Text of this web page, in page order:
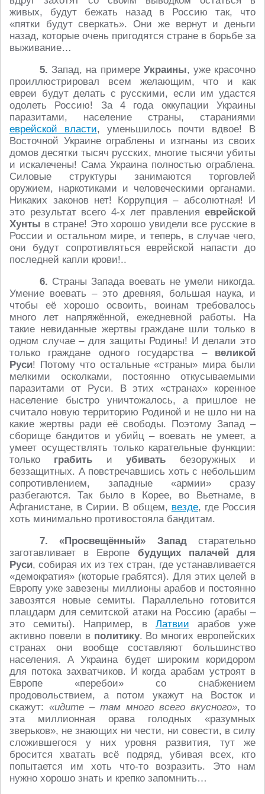
живых, будут бежать назад в Россию так, что
«пятки будут сверкать». Они же вернут и деньги
назад, которые очень пригодятся стране в борьбе за
выживание…
5. Запад, на примере Украины, уже красочно
проиллюстрировал всем желающим, что и как
евреи будут делать с русскими, если им удастся
одолеть Россию! За 4 года оккупации Украины
паразитами, население страны, стараниями
еврейской власти, уменьшилось почти вдвое! В
Восточной Украине ограблены и изгнаны из своих
домов десятки тысяч русских, многие тысячи убиты
и искалечены! Сама Украина полностью ограблена.
Силовые структуры занимаются торговлей
оружием, наркотиками и человеческими органами.
Никаких законов нет! Коррупция – абсолютная! И
это результат всего 4-х лет правления еврейской
Хунты в стране! Это хорошо увидели все русские в
России и остальном мире, и теперь, в случае чего,
они будут сопротивляться еврейской напасти до
последней капли крови!..
6. Страны Запада воевать не умели никогда.
Умение воевать – это древняя, большая наука, и
чтобы её хорошо освоить, воинам требовалось
много лет напряжённой, ежедневной работы. На
такие невиданные жертвы граждане шли только в
одном случае – для защиты Родины! И делали это
только граждане одного государства – великой
Руси! Потому что остальные «страны» мира были
мелкими осколками, постоянно откусываемыми
паразитами от Руси. В этих «странах» коренное
население быстро уничтожалось, а пришлое не
считало новую территорию Родиной и не шло ни на
какие жертвы ради её свободы. Поэтому Запад –
сборище бандитов и убийц – воевать не умеет, а
умеет осуществлять только карательные функции:
только грабить иубивать безоружных и
беззащитных. А повстречавшись хоть с небольшим
сопротивлением, западные «армии» сразу
разбегаются. Так было в Корее, во Вьетнаме, в
Афганистане, в Сирии. В общем, везде, где Россия
хоть минимально противостояла бандитам.
7.
«Просвещённый» Западстарательно
заготавливает в Европе будущих палачей для
Руси, собирая их из тех стран, где устанавливается
«демократия» (которые грабятся). Для этих целей в
Европу уже завезены миллионы арабов и постоянно
завозятся новые семиты. Параллельно готовится
плацдарм для семитской атаки на Россию (арабы –
это семиты). Например, в Латвии арабов уже
активно повели в политику. Во многих европейских
странах они вообще составляют большинство
населения. А Украина будет широким коридором
для потока захватчиков. И когда арабам устроят в
Европе «перебои» со снабжением
продовольствием, а потом укажут на Восток и
скажут: «идите – там много всего вкусного», то
эта миллионная орава голодных «разумных
зверьков», не знающих ни чести, ни совести, в силу
сложившегося у них уровня развития, тут же
бросится хватать всё подряд, убивая всех, кто
попытается им хоть что-то возразить. Это нам
нужно хорошо знать и крепко запомнить…